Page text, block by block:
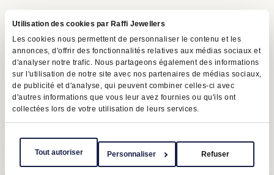
Utilisation des cookies par Raffi Jewellers
Les cookies nous permettent de personnaliser le contenu et les
annonces, d'offrir des fonctionnalités relatives aux médias sociaux et
d'analyser notre trafic. Nous partageons également des informations
sur l'utilisation de notre site avec nos partenaires de médias sociaux,
de publicité et d'analyse, qui peuvent combiner celles-ci avec
d'autres informations que vous leur avez fournies ou qu'ils ont
collectées lors de votre utilisation de leurs services.
Tout autoriser Personnaliser Refuser
Conditions d'utilisation Politique de confidentialité
LAPHO
Copyright © 2026 | Raffi Jewellers Inc., tous droits réservés.